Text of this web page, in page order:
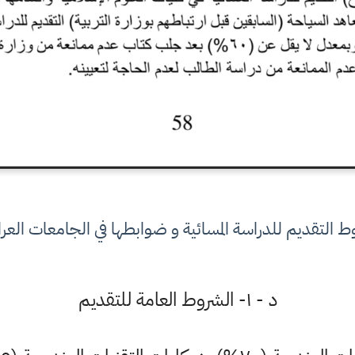
التقديم للدراسة المسائية و ضوابطها في الجامعات
د - ١- الشروط العامة للتقديم